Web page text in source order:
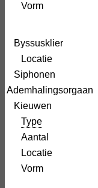
Vorm
Byssusklier
Locatie
Siphonen
Ademhalingsorgaan
Kieuwen
Type
Aantal
Locatie
Vorm